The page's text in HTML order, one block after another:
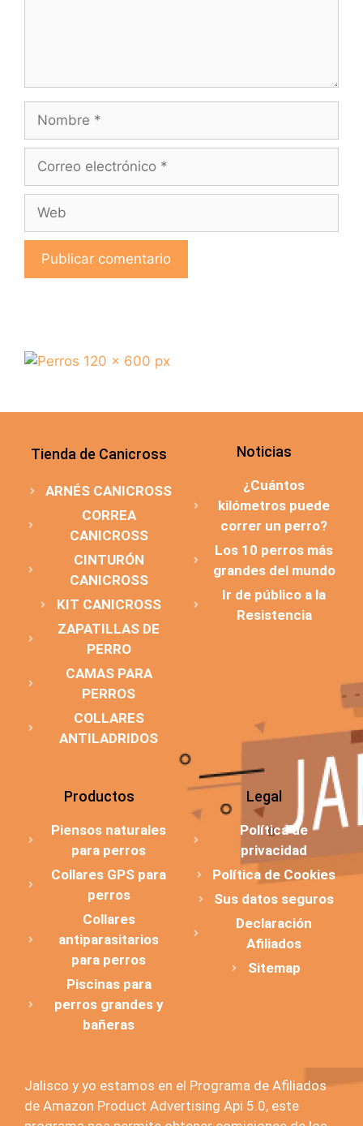
Tienda de Canicross
ARNÉS CANICROSS
CORREA
CANICROSS
CINTURÓN
CANICROSS
KIT CANICROSS
ZAPATILLAS DE
PERRO
CAMAS PARA
PERROS
COLLARES
ANTILADRIDOS
Noticias
¿Cuántos
kilómetros puede
correr un perro?
Los 10 perros más
grandes del mundo
Ir de público a la
Resistencia
Productos
Piensos naturales
para perros
Collares GPS para
perros
Collares
antiparasitarios
para perros
Piscinas para
perros grandes y
bañeras
Legal
Política de
privacidad
Política de Cookies
Sus datos seguros
Declaración
Afiliados
Sitemap
Jalisco y yo estamos en el Programa de Afiliados
de Amazon Product Advertising Api 5.0, este